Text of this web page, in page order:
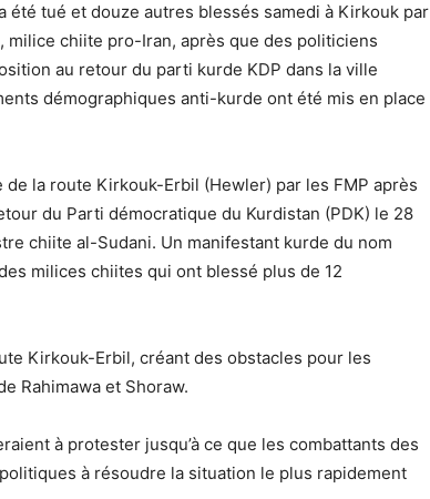
été tué et douze autres blessés samedi à Kirkouk par
milice chiite pro-Iran, après que des politiciens
au retour du parti kurde KDP dans la ville
démographiques anti-kurde ont été mis en place
la route Kirkouk-Erbil (Hewler) par les FMP après
du Parti démocratique du Kurdistan (PDK) le 28
chiite al-Sudani. Un manifestant kurde du nom
milices chiites qui ont blessé plus de 12
Kirkouk-Erbil, créant des obstacles pour les
Rahimawa et Shoraw.
à protester jusqu’à ce que les combattants des
à résoudre la situation le plus rapidement